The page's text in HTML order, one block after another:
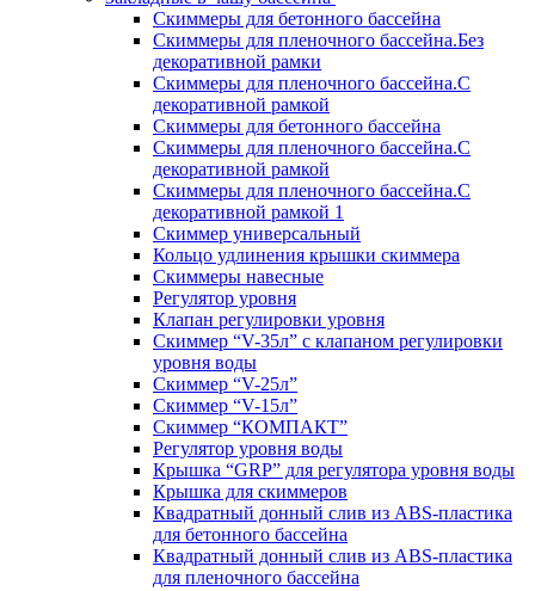
Скиммеры для бетонного бассейна
Скиммеры для пленочного бассейна.Без
декоративной рамки
Скиммеры для пленочного бассейна.С
декоративной рамкой
Скиммеры для бетонного бассейна
Скиммеры для пленочного бассейна.С
декоративной рамкой
Скиммеры для пленочного бассейна.С
декоративной рамкой 1
Скиммер универсальный
Кольцо удлинения крышки скиммера
Скиммеры навесные
Регулятор уровня
Клапан регулировки уровня
Скиммер “V-35л” с клапаном регулировки
уровня воды
Скиммер “V-25л”
Скиммер “V-15л”
Скиммер “КОМПАКТ”
Регулятор уровня воды
Крышка “GRP” для регулятора уровня воды
Крышка для скиммеров
Квадратный донный слив из ABS-пластика
для бетонного бассейна
Квадратный донный слив из ABS-пластика
для пленочного бассейна